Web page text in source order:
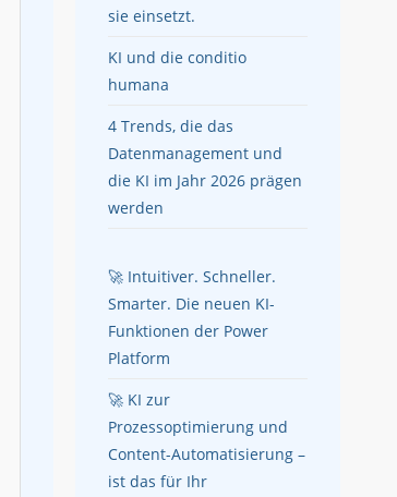
sie einsetzt.
KI und die conditio
humana
4 Trends, die das
Datenmanagement und
die KI im Jahr 2026 prägen
werden
🚀 Intuitiver. Schneller.
Smarter. Die neuen KI-
Funktionen der Power
Platform
🚀 KI zur
Prozessoptimierung und
Content-Automatisierung –
ist das für Ihr